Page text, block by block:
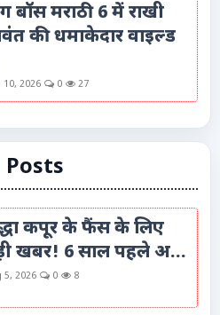
बॉस मराठी 6 में राखी
की धमाकेदार वाइल्ड
10, 2026 0 27
Posts
कपूर के फैंस के लिए
खबर! 6 साल पहले अ...
5, 2026 0 8